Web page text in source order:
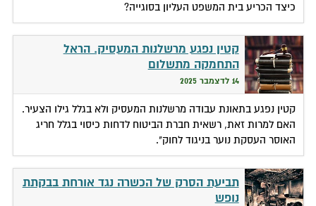
כיצד הכריע בית המשפט העליון בסוגייה?
קטין נפגע מרשלנות המעסיק. הראל
התחמקה מתשלום
14 לדצמבר 2025
קטין נפגע בתאונת עבודה מרשלנות המעסיק ולא בגלל גילו הצעיר.
האם למרות זאת, רשאית חברת הביטוח לדחות כיסוי בגלל חריג
האוסר העסקת נוער בניגוד לחוק".
תביעת הסרק של הכשרה נגד אורחת בבקתת
נופש